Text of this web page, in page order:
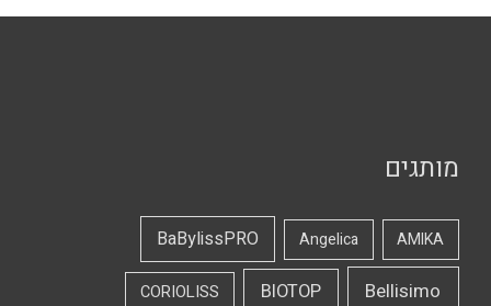
מותגים
AMIKA
Angelica
BaBylissPRO
Bellisimo
BIOTOP
CORIOLISS